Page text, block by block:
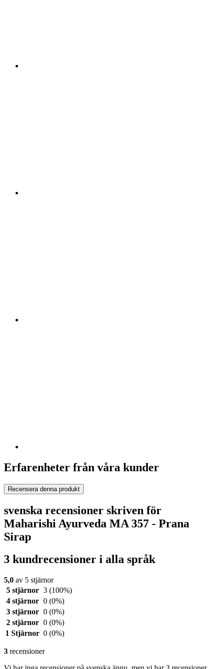
Erfarenheter från våra kunder
Recensera denna produkt
svenska recensioner skriven för
Maharishi Ayurveda MA 357 - Prana
Sirap
3 kundrecensioner i alla språk
5,0 av 5 stjärnor
5 stjärnor 3 (100%)
4 stjärnor 0 (0%)
3 stjärnor 0 (0%)
2 stjärnor 0 (0%)
1 Stjärnor 0 (0%)
3 recensioner